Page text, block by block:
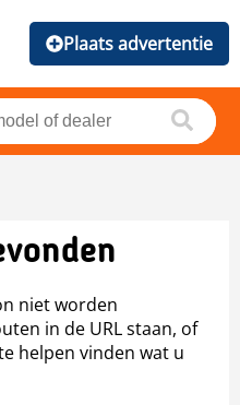
Plaats advertentie
niet worden
in de URL staan, of
helpen vinden wat u